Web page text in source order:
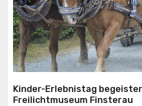
Kinder-Erlebnistag
Freilichtmuseum Finsterau